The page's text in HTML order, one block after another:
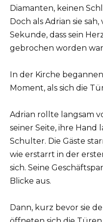
Diamanten, keinen
Doch als Adrian sie
Sekunde, dass sein
gebrochen worden
In der Kirche
Moment, als sich die
Adrian rollte langsam
seiner Seite, ihre Hand
Schulter. Die Gäste
wie erstarrt in der
sich. Seine
Blicke aus.
Dann, kurz bevor sie